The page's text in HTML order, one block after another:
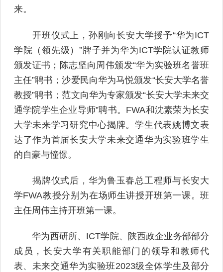
来。
开班仪式上，孙刚向长安大学授予“华为ICT
学院（领先级）”牌子并为华为ICT学院认证教师
颁发证书；陈志坚向周伟颁发“华为实验班名誉班
主任”聘书；沙爱民向华为马悦颁发“长安大学名誉
教授”聘书；范文向华为专家颁发“长安大学未来交
通学院学生企业导师”聘书。FWA和沈素荣为长安
大学未来学习研究中心揭牌。学生代表姚博文表
达了作为首届长安大学未来交通华为实验班学生
的自豪与憧憬。
揭牌仪式后，华为鲁玉春总工程师与长安大
学FWA教授分别为在场师生讲授开班第一课。班
主任周伟主持开班第一课。
华为西研所、ICT学院、陕西政企业务部部分
成员，长安大学有关职能部门的领导和教师代
表、未来交通华为实验班2023级全体学生及部分